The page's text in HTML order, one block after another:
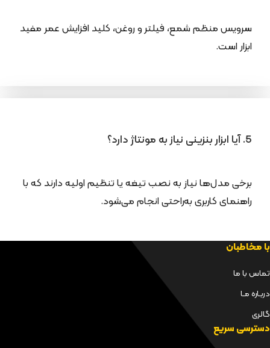
سرویس منظم شمع، فیلتر و روغن، کلید افزایش عمر مفید
ابزار است.
5. آیا ابزار بنزینی نیاز به مونتاژ دارد؟
برخی مدل‌ها نیاز به نصب تیغه یا تنظیم اولیه دارند که با
راهنمای کاربری به‌راحتی انجام می‌شود.
با مخاطبان
تماس با ما
دربـاره مـا
گالری
دسترسی سریع